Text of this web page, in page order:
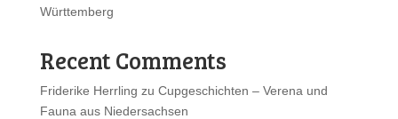
Württemberg
Recent Comments
Friderike Herrling zu Cupgeschichten – Verena und
Fauna aus Niedersachsen